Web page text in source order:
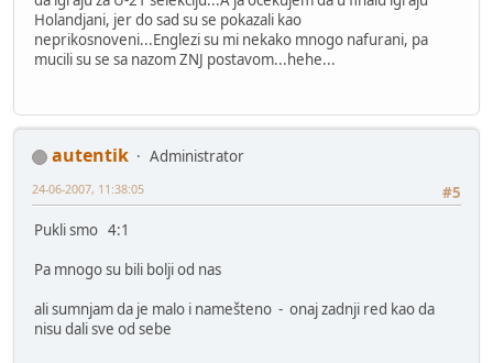
Holandjani, jer do sad su se pokazali kao
neprikosnoveni...Englezi su mi nekako mnogo nafurani, pa
mucili su se sa nazom ZNJ postavom...hehe...
autentik
Administrator
#5
24-06-2007, 11:38:05
Pukli smo 4:1
Pa mnogo su bili bolji od nas
ali sumnjam da je malo i namešteno - onaj zadnji red kao da
nisu dali sve od sebe